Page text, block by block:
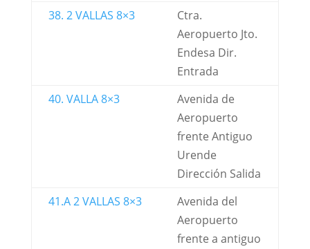
38. 2 VALLAS 8×3
Ctra.
Aeropuerto Jto.
Endesa Dir.
Entrada
40. VALLA 8×3
Avenida de
Aeropuerto
frente Antiguo
Urende
Dirección Salida
41.A 2 VALLAS 8×3
Avenida del
Aeropuerto
frente a antiguo